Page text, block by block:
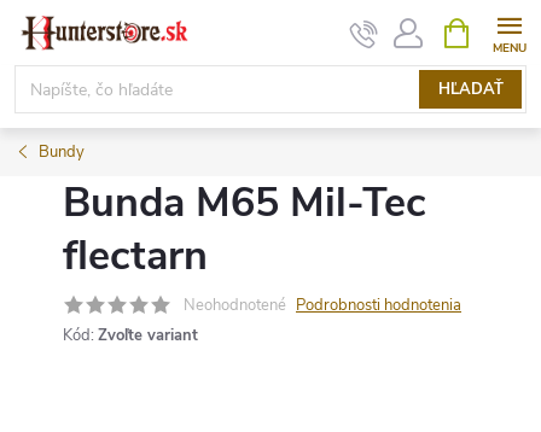
Prejsť
obsah
HĽADAŤ
KOŠÍK
Bundy
Bunda M65 Mil-Tec
flectarn
Neohodnotené Podrobnosti hodnotenia
Kód: Zvoľte variant